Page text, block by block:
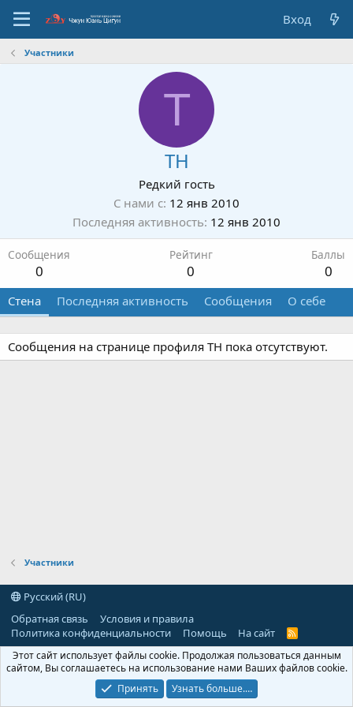
Вход
Участники
Т
ТН
Редкий гость
С нами с 12 янв 2010
Последняя активность 12 янв 2010
Сообщения
0
Рейтинг
0
Баллы
0
Стена Последняя активность Сообщения О себе
Сообщения на странице профиля ТН пока отсутствуют.
Участники
Русский (RU)
Обратная связь
Условия и правила
Политика конфиденциальности
Помощь На сайт
R
S
Этот сайт использует файлы cookie. Продолжая пользоваться данным
сайтом, Вы соглашаетесь на использование нами Ваших файлов cookie.
Принять
Узнать больше.…